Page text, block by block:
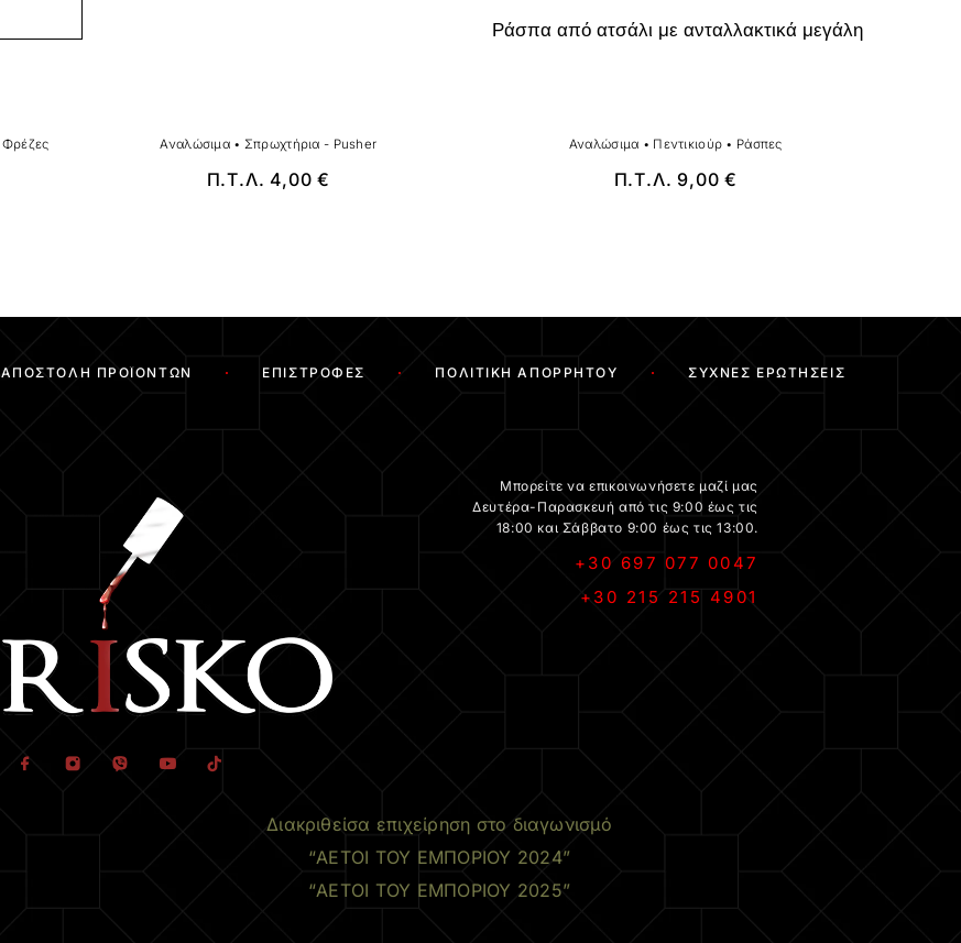
Φρέζες Αναλώσιμα • Σπρωχτήρια - Pusher
Π.Τ.Λ. 4,00€
Ράσπα από ατσάλι με ανταλλακτικά μεγάλη
Αναλώσιμα • Πεντικιούρ • Ράσπες
Π.Τ.Λ. 9,00€
ΑΠΟΣΤΟΛΉ ΠΡΟΪΌΝΤΩΝ ΕΠΙΣΤΡΟΦΈΣ ΠΟΛΙΤΙΚΉ ΑΠΟΡΡΉΤΟΥ ΣΥΧΝΈΣ ΕΡΩΤΉΣΕΙΣ
Μπορείτε να επικοινωνήσετε μαζί μας
Δευτέρα-Παρασκευή από τις 9:00 έως τις
18:00 και Σάββατο 9:00 έως τις 13:00.
+30 697 077 0047
+30 215 215 4901
Διακριθείσα επιχείρηση στο διαγωνισμό
“ΑΕΤΟΙ ΤΟΥ ΕΜΠΟΡΙΟΥ 2024”
“ΑΕΤΟΙ ΤΟΥ ΕΜΠΟΡΙΟΥ 2025”